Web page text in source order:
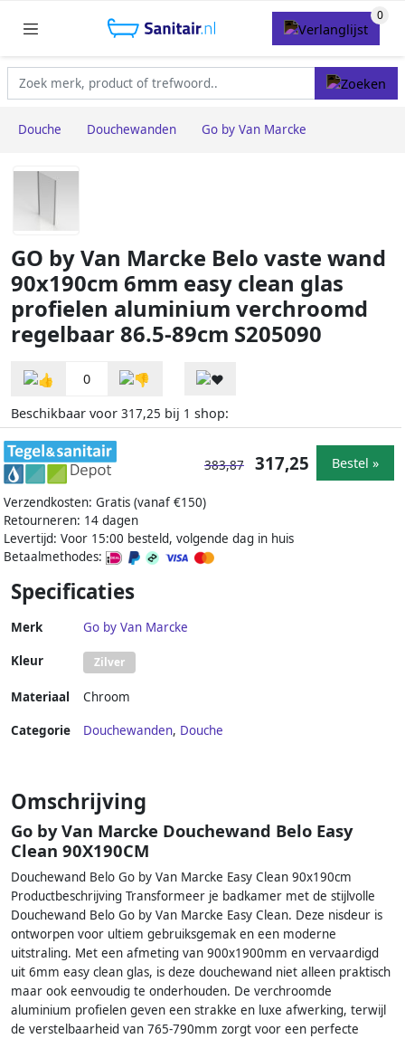
Douche Douchewanden Go by Van Marcke
GO by Van Marcke Belo vaste wand
90x190cm 6mm easy clean glas
profielen aluminium verchroomd
regelbaar 86.5-89cm S205090
0
Beschikbaar voor 317,25 bij 1 shop:
Verzendkosten: Gratis (vanaf €150)
Retourneren: 14 dagen
Levertijd: Voor 15:00 besteld, volgende dag in huis
Betaalmethodes:
383,87 317,25 Bestel »
Specificaties
Merk Go by Van Marcke
Kleur Zilver
Materiaal Chroom
Categorie Douchewanden, Douche
Omschrijving
Go by Van Marcke Douchewand Belo Easy
Clean 90X190CM
Douchewand Belo Go by Van Marcke Easy Clean 90x190cm
Productbeschrijving Transformeer je badkamer met de stijlvolle
Douchewand Belo Go by Van Marcke Easy Clean. Deze nisdeur is
ontworpen voor ultiem gebruiksgemak en een moderne
uitstraling. Met een afmeting van 900x1900mm en vervaardigd
uit 6mm easy clean glas, is deze douchewand niet alleen praktisch
maar ook eenvoudig te onderhouden. De verchroomde
aluminium profielen geven een strakke en luxe afwerking, terwijl
de verstelbaarheid van 765-790mm zorgt voor een perfecte